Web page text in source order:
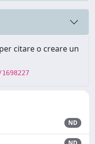
citare o creare un
ND